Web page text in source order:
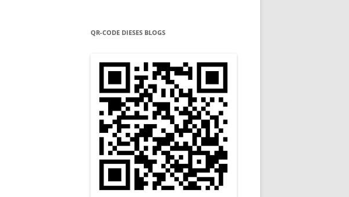
QR-CODE DIESES BLOGS